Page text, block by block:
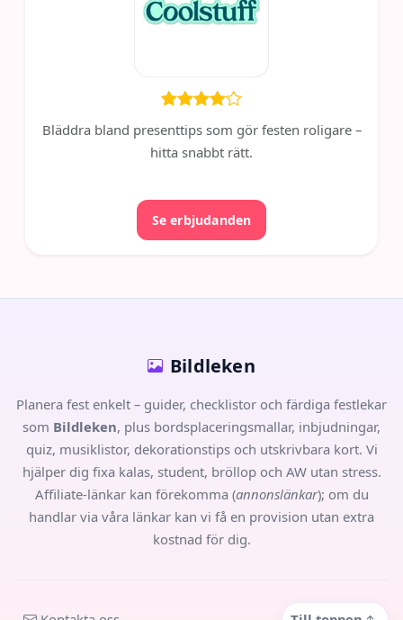
Bläddra bland presenttips som gör festen roligare –
hitta snabbt rätt.
Se erbjudanden
Bildleken
Planera fest enkelt – guider, checklistor och färdiga festlekar
som Bildleken, plus bordsplaceringsmallar, inbjudningar,
quiz, musiklistor, dekorationstips och utskrivbara kort. Vi
hjälper dig fixa kalas, student, bröllop och AW utan stress.
Affiliate-länkar kan förekomma (annonslänkar); om du
handlar via våra länkar kan vi få en provision utan extra
kostnad för dig.